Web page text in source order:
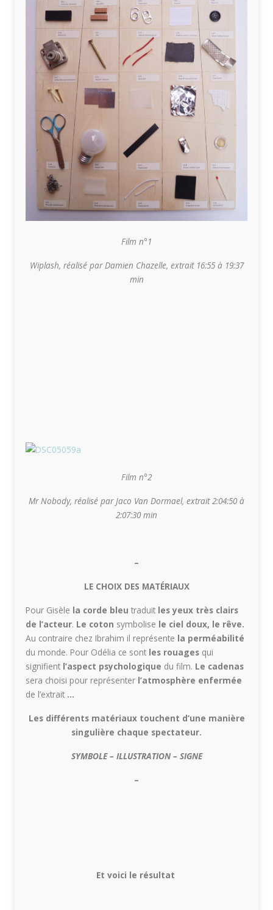
Film n°1
Wiplash, réalisé par Damien Chazelle, extrait 16:55 à 19:37
min
Film n°2
Mr Nobody, réalisé par Jaco Van Dormael, extrait 2:04:50 à
2:07:30 min
–
LE CHOIX DES MATÉRIAUX
Pour Gisèle la corde bleu traduit les yeux très clairs
de l’acteur. Le coton symbolise le ciel doux, le rêve.
Au contraire chez Ibrahim il représente la perméabilité
du monde. Pour Odélia ce sont les rouages qui
signifient l’aspect psychologique du film. Le cadenas
sera choisi pour représenter l’atmosphère enfermée
de l’extrait …
Les différents matériaux touchent d’une manière
singulière chaque spectateur.
SYMBOLE – ILLUSTRATION – SIGNE
–
Et voici le résultat